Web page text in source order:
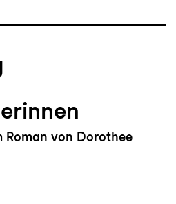
Roman von Dorothee